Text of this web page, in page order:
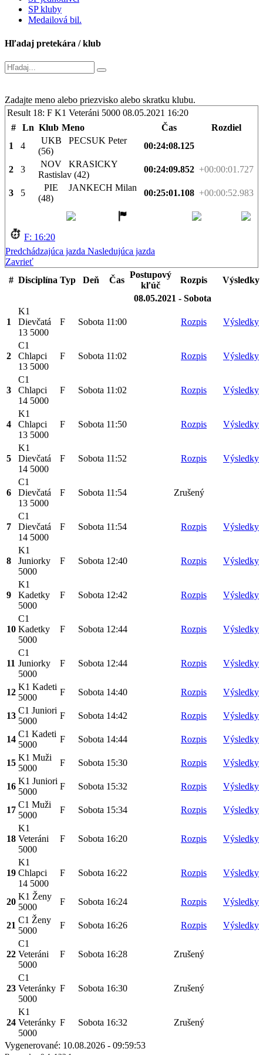
SP kluby
Medailová bil.
Hľadaj pretekára / klub
Zadajte meno alebo priezvisko alebo skratku klubu.
Result 18: F K1 Veteráni 5000 08.05.2021 16:20
#
Ln Klub Meno Čas
Rozdiel
1
4
UKB PECSUK Peter
(56)
00:24:08.125
2 3
NOV KRASICKY
Rastislav (42)
00:24:09.852 +00:00:01.727
3 5
PIE
JANKECH Milan
(48)
00:25:01.108 +00:00:52.983
F: 16:20
Predchádzajúca jazda Nasledujúca jazda
Zavrieť
# Disciplína Typ Deň Čas
Postupový
kľúč
Rozpis
Výsledky
08.05.2021 - Sobota
1
K1
Dievčatá
13 5000
F Sobota 11:00 Rozpis Výsledky
2
C1
Chlapci
13 5000
F Sobota 11:02 Rozpis Výsledky
3
C1
Chlapci
14 5000
F Sobota 11:02 Rozpis Výsledky
4
K1
Chlapci
13 5000
F Sobota 11:50 Rozpis Výsledky
5
K1
Dievčatá
14 5000
F Sobota 11:52 Rozpis Výsledky
6
C1
Dievčatá
13 5000
F Sobota 11:54 Zrušený
7
C1
Dievčatá
14 5000
F Sobota 11:54 Rozpis Výsledky
8
K1
Juniorky
5000
F Sobota 12:40 Rozpis Výsledky
9
K1
Kadetky
5000
F Sobota 12:42 Rozpis Výsledky
10
C1
Kadetky
5000
F Sobota 12:44 Rozpis Výsledky
11
C1
Juniorky
5000
F Sobota 12:44 Rozpis Výsledky
12
K1 Kadeti
5000
F Sobota 14:40 Rozpis Výsledky
13
C1 Juniori
5000
F Sobota 14:42 Rozpis Výsledky
14
C1 Kadeti
5000
F Sobota 14:44 Rozpis Výsledky
15
K1 Muži
5000
F Sobota 15:30 Rozpis Výsledky
16
K1 Juniori
5000
F Sobota 15:32 Rozpis Výsledky
17
C1 Muži
5000
F Sobota 15:34 Rozpis Výsledky
18
K1
Veteráni
5000
F Sobota 16:20 Rozpis Výsledky
19
K1
Chlapci
14 5000
F Sobota 16:22 Rozpis Výsledky
20
K1 Ženy
5000
F Sobota 16:24 Rozpis Výsledky
21
C1 Ženy
5000
F Sobota 16:26 Rozpis Výsledky
22
C1
Veteráni
5000
F Sobota 16:28 Zrušený
23
C1
Veteránky
5000
F Sobota 16:30 Zrušený
24
K1
Veteránky
5000
F Sobota 16:32 Zrušený
Vygenerované: 10.08.2026 - 09:59:53